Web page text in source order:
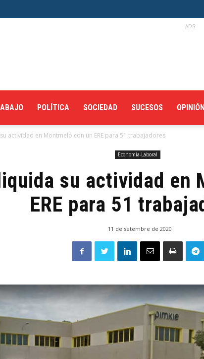
ADS
POLÍTICA SOCIEDAD SUCESOS OPINIÓN
actividad en Montmeló con un ERE para 51 trabajadores
Economía-Laboral
su actividad en
ERE para 51
11 de setembre de 2020